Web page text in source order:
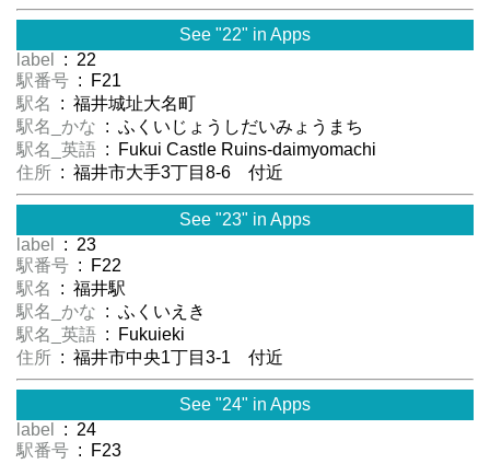
See "22" in Apps
label
: 22
駅番号 : F21
駅名
: 福井城址大名町
駅名_かな : ふくいじょうしだいみょうまち
駅名_英語 : Fukui Castle Ruins-daimyomachi
住所 : 福井市大手3丁目8-6 付近
See "23" in Apps
label
: 23
駅番号 : F22
駅名
: 福井駅
駅名_かな : ふくいえき
駅名_英語 : Fukuieki
住所 : 福井市中央1丁目3-1 付近
See "24" in Apps
label
: 24
駅番号 : F23